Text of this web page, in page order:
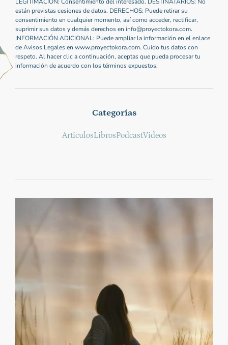
están previstas cesiones de datos. DERECHOS: Puede retirar su
consentimiento en cualquier momento, así como acceder, rectificar,
suprimir sus datos y demás derechos en info@proyectokora.com.
INFORMACIÓN ADICIONAL: Puede ampliar la información en el enlace
de Avisos Legales en www.proyectokora.com. Cuido tus datos con
respeto. Al hacer clic a continuación, aceptas que pueda procesar tu
información de acuerdo con los términos expuestos.
Categorías
ArtículosLibrosPodcastVídeos